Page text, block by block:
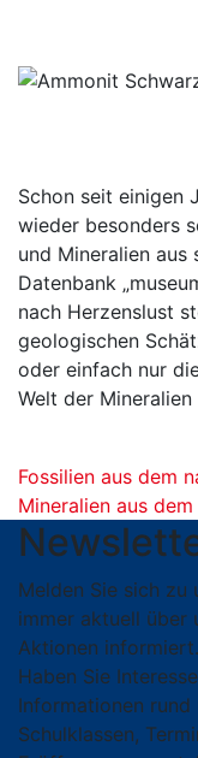
Schon seit einigen
wieder besonders
und Mineralien aus
Datenbank
nach Herzenslust
geologischen
oder einfach nur
Welt der
Fossilien aus dem
Mineralien aus
Melden Sie sich zu
immer aktuell über
Aktionen informiert.
Haben Sie
Informationen
Schulklassen,